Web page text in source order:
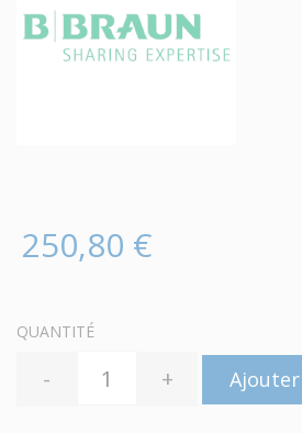
250,80 €
QUANTITÉ
- +